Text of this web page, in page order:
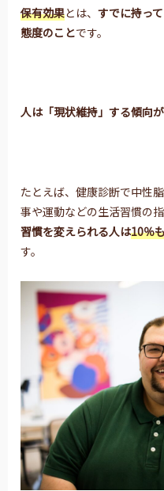
保有効果とは、 すでに持っ
態度のことです。
人は「現状維持」する傾向
たとえば、健康診断で中性
事や運動などの生活習慣の
習慣を変えられる人は10％
す。